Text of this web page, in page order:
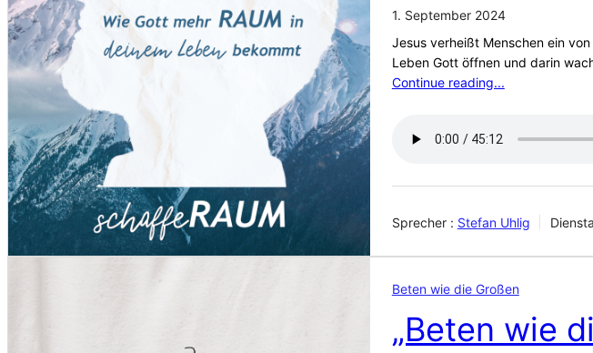
1. September 2024
Jesus verheißt Menschen ein
Leben Gott öffnen und darin
Continue reading...
Sprecher : Stefan Uhlig
Beten wie die Großen
„Beten wie